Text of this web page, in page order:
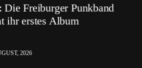
Die Freiburger Punkband
ihr erstes Album
2026